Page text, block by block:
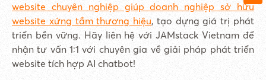
website chuyên nghiệp giúp doanh nghiệp sở hữu
website xứng tầm thương hiệu, tạo dựng giá trị phát
triển bền vững. Hãy liên hệ với JAMstack Vietnam để
nhận tư vấn 1:1 với chuyên gia về giải pháp phát triển
website tích hợp AI chatbot!